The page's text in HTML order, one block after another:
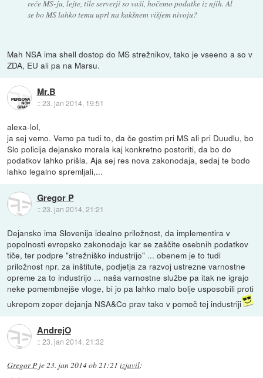
reče MS-ju, lejte, tile serverji so vaši, hočemo podatke iz njih. Al
se bo MS lahko temu uprl na kakšnem višjem nivoju?
Mah NSA ima shell dostop do MS strežnikov, tako je vseeno a so v
ZDA, EU ali pa na Marsu.
Mr.B
::23. jan 2014, 19:51
alexa-lol,
ja sej vemo. Vemo pa tudi to, da če gostim pri MS ali pri Duudlu, bo
Slo policija dejansko morala kaj konkretno postoriti, da bo do
podatkov lahko prišla. Aja sej res nova zakonodaja, sedaj te bodo
lahko legalno spremljali,...
Gregor P
::23. jan 2014, 21:21
Dejansko ima Slovenija idealno priložnost, da implementira v
popolnosti evropsko zakonodajo kar se zaščite osebnih podatkov
tiče, ter podpre "strežniško industrijo" ... obenem je to tudi
priložnost npr. za inštitute, podjetja za razvoj ustrezne varnostne
opreme za to industrijo ... naša varnostne službe pa itak ne igrajo
neke pomembnejše vloge, bi jo pa lahko malo bolje usposobili proti
ukrepom zoper dejanja NSA&Co prav tako v pomoč tej industriji
AndrejO
::23. jan 2014, 21:32
Gregor P je23. jan 2014 ob 21:21 izjavil: